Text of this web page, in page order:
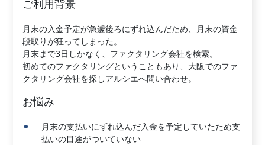
ご利用背景
月末の入金予定が急遽後ろにずれ込んだため、月末の資金
段取りが狂ってしまった。
月末まで3日しかなく、ファクタリング会社を検索。
初めてのファクタリングということもあり、大阪でのファ
クタリング会社を探しアルシエへ問い合わせ。
お悩み
月末の支払いにずれ込んだ入金を予定していたため支
払いの目途がついていない